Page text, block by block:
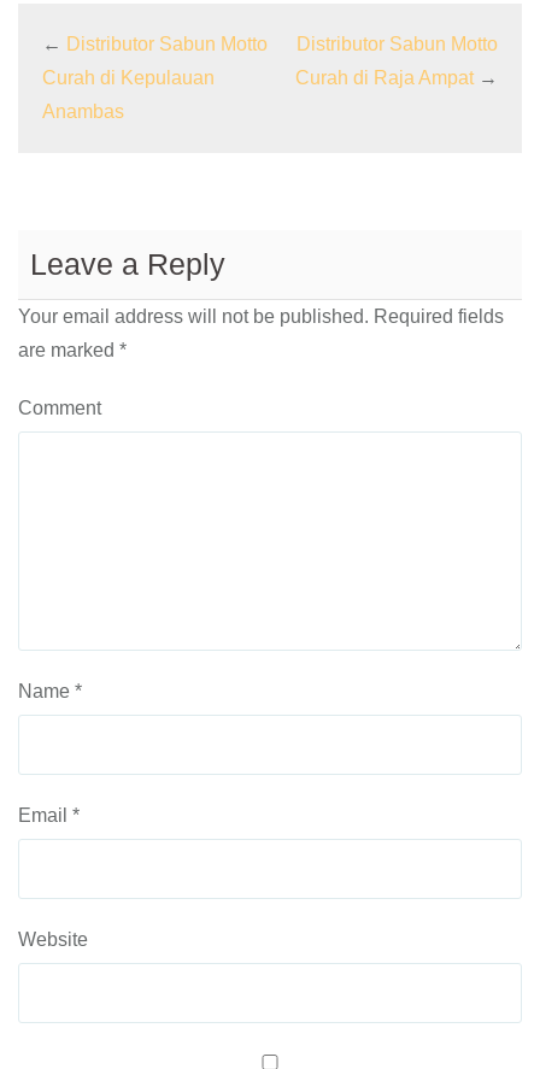
← Distributor Sabun Motto
Curah di Kepulauan
Anambas
Distributor Sabun Motto
Curah di Raja Ampat→
Leave a Reply
Your email address will not be published. Required fields
are marked *
Comment
Name *
Email *
Website